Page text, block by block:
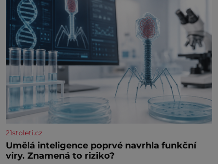
21stoleti.cz
Umělá inteligence poprvé navrhla funkční
viry. Znamená to riziko?